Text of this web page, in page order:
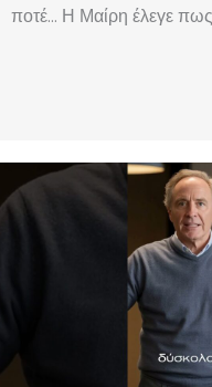
ποτέ… Η Μαίρη έλεγε